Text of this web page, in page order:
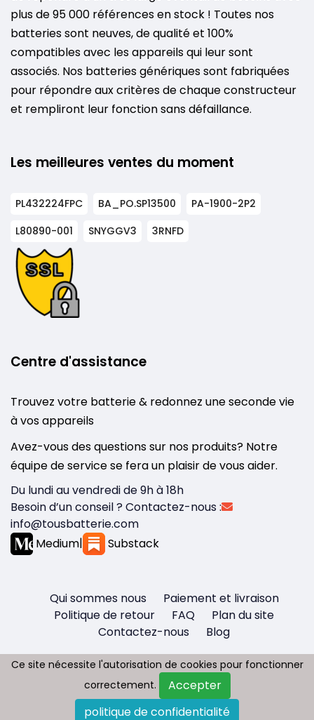
plus de 95 000 références en stock ! Toutes nos
batteries sont neuves, de qualité et 100%
compatibles avec les appareils qui leur sont
associés. Nos batteries génériques sont fabriquées
pour répondre aux critères de chaque constructeur
et rempliront leur fonction sans défaillance.
Les meilleures ventes du moment
PL432224FPC BA_PO.SP13500
PA-1900-2P2
L80890-001
SNYGGV3 3RNFD
Centre d'assistance
Trouvez votre batterie & redonnez une seconde vie
à vos appareils
Avez-vous des questions sur nos produits? Notre
équipe de service se fera un plaisir de vous aider.
Du lundi au vendredi de 9h à 18h
Besoin d’un conseil ? Contactez-nous :
info@tousbatterie.com
Medium| Substack
Qui sommes nous
Paiement et livraison
Politique de retour
FAQ
Plan du site
Contactez-nous
Blog
Copyright © 2026 - Tous droit réservés
Tousbatterie.com
Ce site nécessite l'autorisation de cookies pour fonctionner
correctement.
Accepter
politique de confidentialité
Ce site nécessite l'autorisation de cookies pour fonctionner
correctement.
Accepter
politique de confidentialité